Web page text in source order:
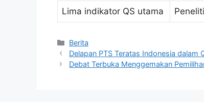
Lima indikator QS utama
Kategori
Berita
Delapan PTS Teratas Indonesia dalam
Debat Terbuka Menggemakan